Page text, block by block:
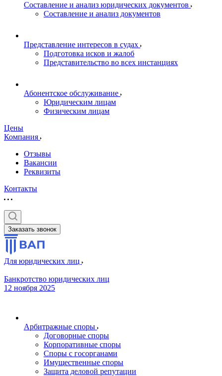
Составление и анализ юридических документов
Составление и анализ документов
Представление интересов в судах
Подготовка исков и жалоб
Представительство во всех инстанциях
Абонентское обслуживание
Юридическим лицам
Физическим лицам
Цены
Компания
Отзывы
Вакансии
Реквизиты
Контакты
Заказать звонок
Для юридических лиц
Банкротство юридических лиц
12 ноября 2025
Арбитражные споры
Договорные споры
Корпоративные споры
Споры с госорганами
Имущественные споры
Защита деловой репутации